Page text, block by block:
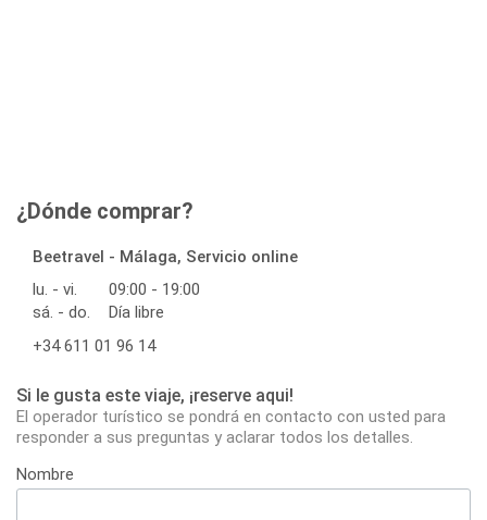
¿Dónde comprar?
Beetravel - Málaga, Servicio online
lu. - vi.
09:00 - 19:00
sá. - do.
Día libre
+34 611 01 96 14
Si le gusta este viaje, ¡reserve aqui!
El operador turístico se pondrá en contacto con usted para
responder a sus preguntas y aclarar todos los detalles.
Nombre